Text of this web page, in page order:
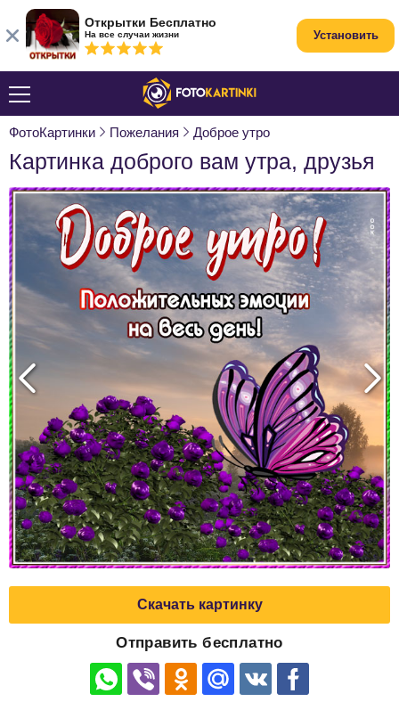
ФотоКартинки Пожелания Доброе утро
Картинка доброго вам утра, друзья
Скачать картинку
Отправить бесплатно
Открытки Бесплатно
На все случаи жизни Установить